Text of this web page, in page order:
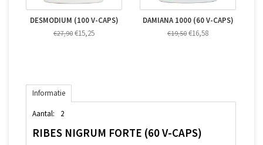
DESMODIUM (100 V-CAPS)
€27,90 €15,25
DAMIANA 1000 (60 V-CAPS)
€19,50 €16,58
Informatie
Aantal: 2
RIBES NIGRUM FORTE (60 V-CAPS)